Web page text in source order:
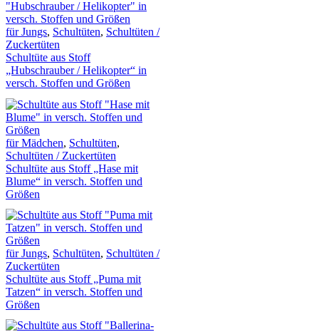
für Jungs, Schultüten, Schultüten /
Zuckertüten
Schultüte aus Stoff
„Hubschrauber / Helikopter“ in
versch. Stoffen und Größen
für Mädchen, Schultüten,
Schultüten / Zuckertüten
Schultüte aus Stoff „Hase mit
Blume“ in versch. Stoffen und
Größen
für Jungs, Schultüten, Schultüten /
Zuckertüten
Schultüte aus Stoff „Puma mit
Tatzen“ in versch. Stoffen und
Größen